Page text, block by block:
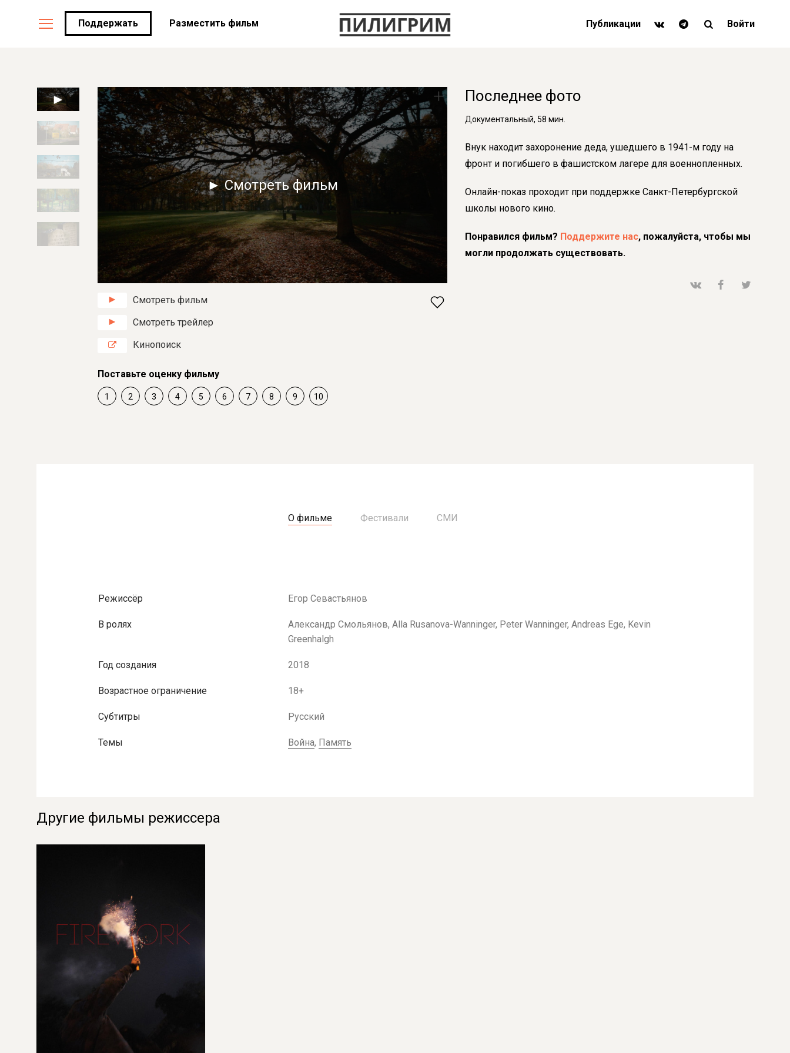
Поддержать Разместить фильм Публикации Войти
► Смотреть фильм
Смотреть фильм
Смотреть трейлер
Кинопоиск
Поставьте оценку фильму
1 2 3 4 5 6 7 8 9 10
Последнее фото
Документальный, 58 мин.
Внук находит захоронение деда, ушедшего в 1941-м году на
фронт и погибшего в фашистском лагере для военнопленных.
Онлайн-показ проходит при поддержке Санкт-Петербургской
школы нового кино.
Понравился фильм? Поддержите нас, пожалуйста, чтобы мы
могли продолжать существовать.
О фильме Фестивали СМИ
Режиссёр Егор Севастьянов
В ролях
Александр Смольянов, Alla Rusanova-Wanninger, Peter Wanninger, Andreas Ege, Kevin
Greenhalgh
Год создания 2018
Возрастное ограничение 18+
Субтитры Русский
Темы Война, Память
Другие фильмы режиссера